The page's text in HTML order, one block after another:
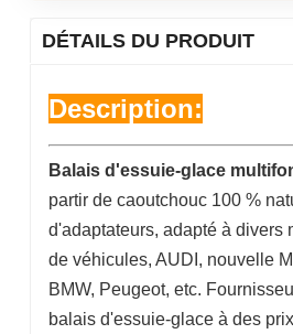
DÉTAILS DU PRODUIT
Description:
Balais d'essuie-glace
partir de caoutchouc 100 %
d'adaptateurs, adapté à divers
de véhicules, AUDI, nouvelle
BMW, Peugeot, etc.
balais d'essuie-glace à des